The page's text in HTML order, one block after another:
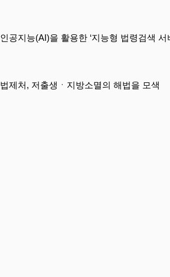
인공지능(AI)을 활용한 ‘지능형 법령검색 서
법제처, 저출생ㆍ지방소멸의 해법을 모색